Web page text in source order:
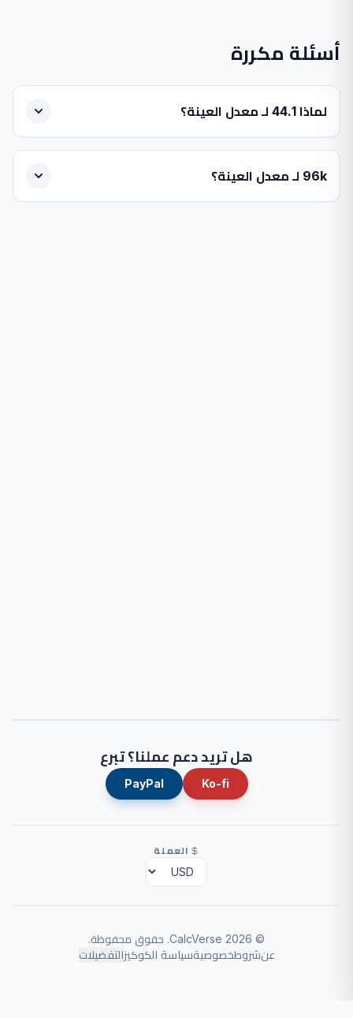
أسئلة مكررة
لماذا 44.1 لـ معدل العينة؟
96k لـ معدل العينة؟
هل تريد دعم عملنا؟ تبرع
Ko-fi
PayPal
العملة
©
2026
CalcVerse
. حقوق محفوظة.
عنشروطخصوصيةسياسة الكوكيزالتفضيلات